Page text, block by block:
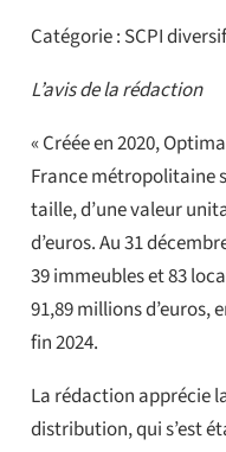
Catégorie : SCPI
L’avis de la rédaction
« Créée en 2020,
France métropolitaine
taille, d’une valeur
d’euros. Au 31
39 immeubles et 83
91,89 millions d’euros,
fin 2024.
La rédaction apprécie
distribution, qui s’est